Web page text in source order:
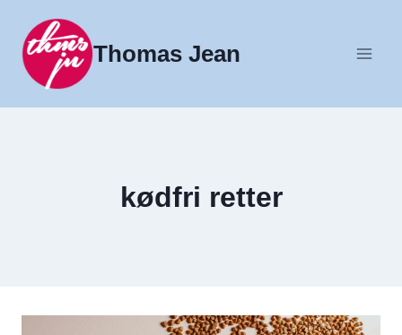
indhold
Thomas Jean
kødfri retter